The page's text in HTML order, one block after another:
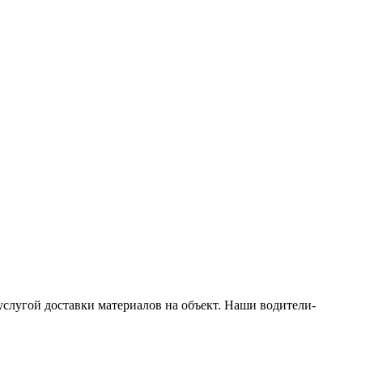
доставки материалов на объект. Наши водители-